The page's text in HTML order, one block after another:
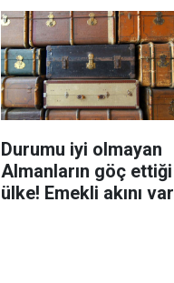
Durumu iyi olmayan
Almanların göç ettiği
ülke! Emekli akını var